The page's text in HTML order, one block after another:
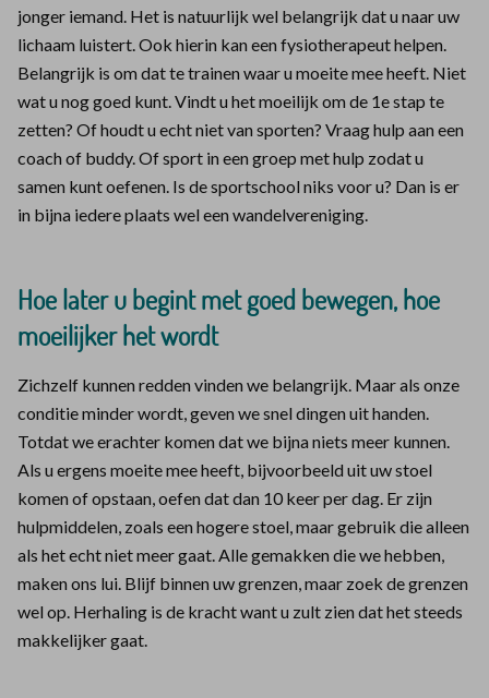
jonger iemand. Het is natuurlijk wel belangrijk dat u naar uw
lichaam luistert. Ook hierin kan een fysiotherapeut helpen.
Belangrijk is om dat te trainen waar u moeite mee heeft. Niet
wat u nog goed kunt. Vindt u het moeilijk om de 1e stap te
zetten? Of houdt u echt niet van sporten? Vraag hulp aan een
coach of buddy. Of sport in een groep met hulp zodat u
samen kunt oefenen. Is de sportschool niks voor u? Dan is er
in bijna iedere plaats wel een wandelvereniging.
Hoe later u begint met goed bewegen, hoe
moeilijker het wordt
Zichzelf kunnen redden vinden we belangrijk. Maar als onze
conditie minder wordt, geven we snel dingen uit handen.
Totdat we erachter komen dat we bijna niets meer kunnen.
Als u ergens moeite mee heeft, bijvoorbeeld uit uw stoel
komen of opstaan, oefen dat dan 10 keer per dag. Er zijn
hulpmiddelen, zoals een hogere stoel, maar gebruik die alleen
als het echt niet meer gaat. Alle gemakken die we hebben,
maken ons lui. Blijf binnen uw grenzen, maar zoek de grenzen
wel op. Herhaling is de kracht want u zult zien dat het steeds
makkelijker gaat.